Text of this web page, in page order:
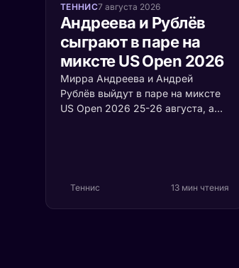
ТЕННИС7 августа 2026
Андреева и Рублёв
сыграют в паре на
миксте US Open 2026
Мирра Андреева и Андрей
Рублёв выйдут в паре на миксте
US Open 2026 25-26 августа, а
Теннис 13 мин чтения